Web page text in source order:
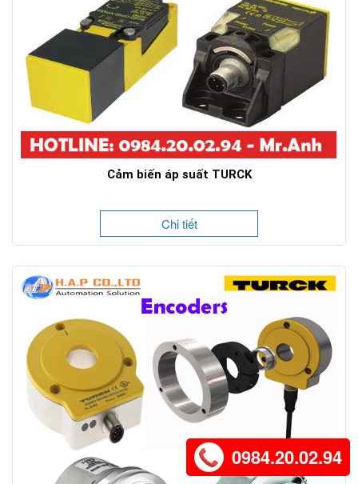
Cảm biến áp suất TURCK
Chi tiết
0984.20.02.94